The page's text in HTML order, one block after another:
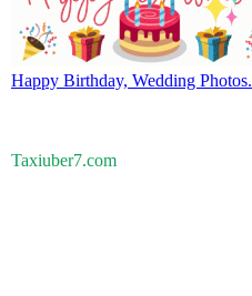
Happy Birthday, Wedding Photos.
Taxiuber7.com